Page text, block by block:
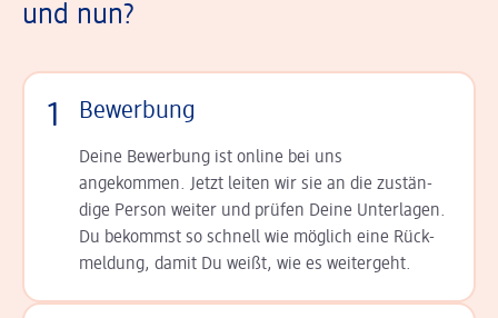
und nun?
1 Bewerbung
Deine Bewerbung ist online bei uns
angekommen. Jetzt leiten wir sie an die zu­stän­
dige Person weiter und prüfen Deine Unterlagen.
Du bekommst so schnell wie möglich eine Rück­
meldung, damit Du weißt, wie es weitergeht.